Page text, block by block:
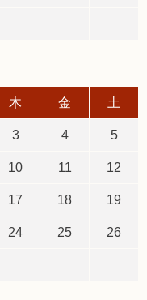
木 金 土
3 4 5
10 11 12
17 18 19
24 25 26